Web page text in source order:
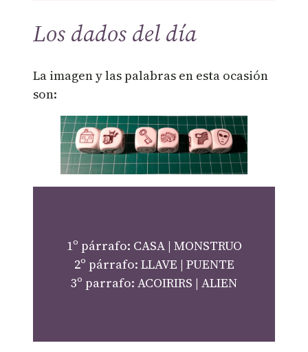
Los dados del día
La imagen y las palabras en esta ocasión
son:
1º párrafo: CASA | MONSTRUO
2º párrafo: LLAVE | PUENTE
3º parrafo: ACOIRIRS | ALIEN